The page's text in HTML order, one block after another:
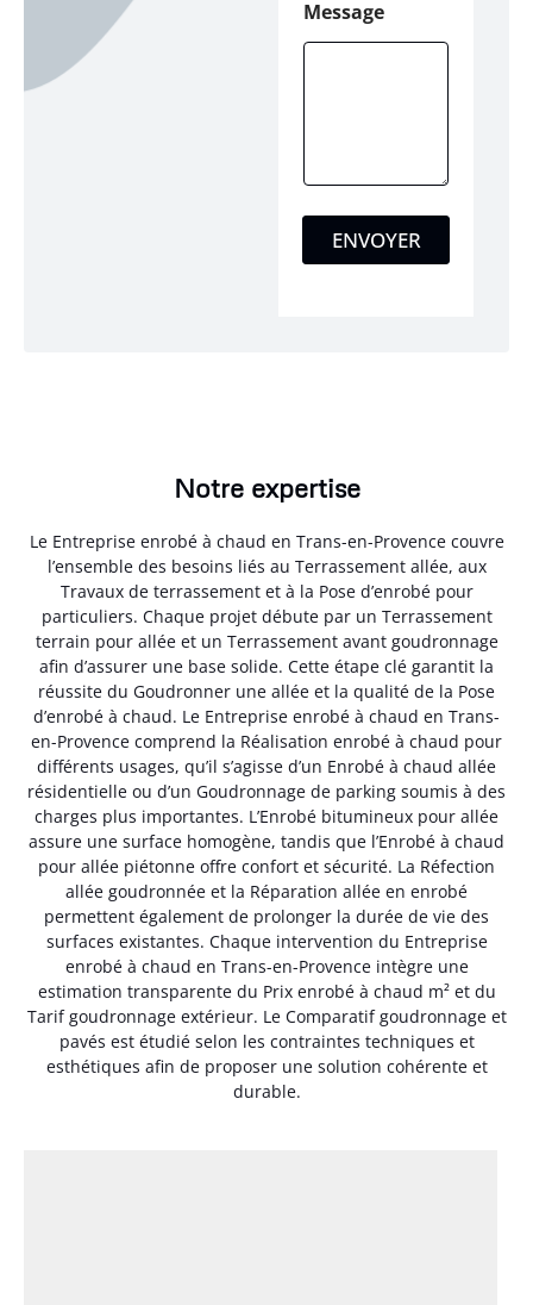
Message
ENVOYER
Notre expertise
Le Entreprise enrobé à chaud en Trans-en-Provence couvre
l’ensemble des besoins liés au Terrassement allée, aux
Travaux de terrassement et à la Pose d’enrobé pour
particuliers. Chaque projet débute par un Terrassement
terrain pour allée et un Terrassement avant goudronnage
afin d’assurer une base solide. Cette étape clé garantit la
réussite du Goudronner une allée et la qualité de la Pose
d’enrobé à chaud. Le Entreprise enrobé à chaud en Trans-
en-Provence comprend la Réalisation enrobé à chaud pour
différents usages, qu’il s’agisse d’un Enrobé à chaud allée
résidentielle ou d’un Goudronnage de parking soumis à des
charges plus importantes. L’Enrobé bitumineux pour allée
assure une surface homogène, tandis que l’Enrobé à chaud
pour allée piétonne offre confort et sécurité. La Réfection
allée goudronnée et la Réparation allée en enrobé
permettent également de prolonger la durée de vie des
surfaces existantes. Chaque intervention du Entreprise
enrobé à chaud en Trans-en-Provence intègre une
estimation transparente du Prix enrobé à chaud m² et du
Tarif goudronnage extérieur. Le Comparatif goudronnage et
pavés est étudié selon les contraintes techniques et
esthétiques afin de proposer une solution cohérente et
durable.